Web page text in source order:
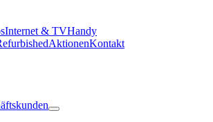
Internet & TVHandy
AktionenKontakt